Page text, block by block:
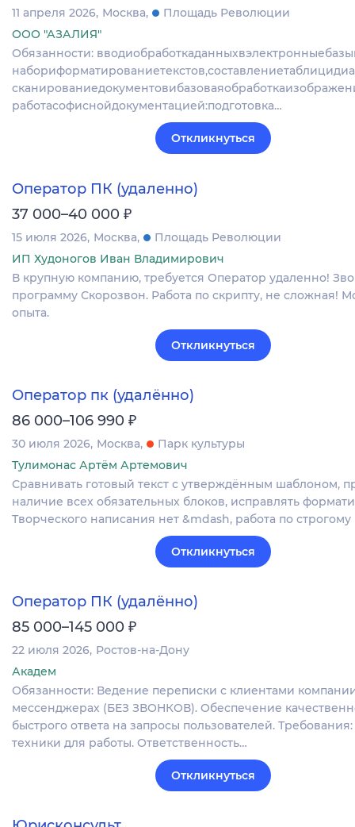
11 апреля 2026 Москва
Площадь Революции
ООО "АЗАЛИЯ"
Обязанности:
работасофиснойдокументацией:подготовка…
Откликнуться
Оператор ПК (удаленно)
37 000–40 000 ₽
15 июля 2026 Москва
Площадь Революции
ИП Худоногов Иван Владимирович
В крупную компанию, требуется Оператор удаленно!
программу Скорозвон. Работа по скрипту, не сложная!
опыта.
Откликнуться
Оператор пк (удалённо)
86 000–106 990 ₽
30 июля 2026 Москва
Парк культуры
Тулимонас Артём Артемович
Сравнивать готовый текст с утверждённым шаблоном,
наличие всех обязательных блоков, исправлять
Творческого написания нет &mdash, работа по строгому
Откликнуться
Оператор ПК (удалённо)
85 000–145 000 ₽
22 июля 2026 Ростов-на-Дону
Академ
Обязанности: Ведение переписки с клиентами
мессенджерах (БЕЗ ЗВОНКОВ). Обеспечение
быстрого ответа на запросы пользователей.
техники для работы. Ответственность…
Откликнуться